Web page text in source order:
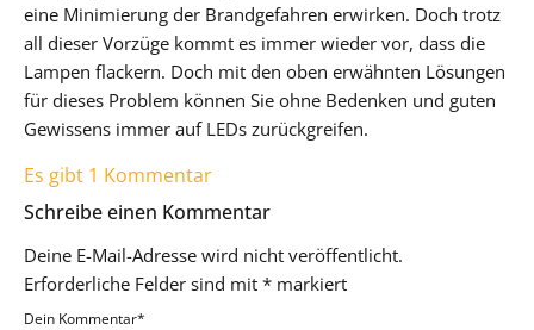
eine Minimierung der Brandgefahren erwirken. Doch trotz
all dieser Vorzüge kommt es immer wieder vor, dass die
Lampen flackern. Doch mit den oben erwähnten Lösungen
für dieses Problem können Sie ohne Bedenken und guten
Gewissens immer auf LEDs zurückgreifen.
Es gibt 1 Kommentar
Schreibe einen Kommentar
Deine E-Mail-Adresse wird nicht veröffentlicht.
Erforderliche Felder sind mit * markiert
Dein Kommentar*